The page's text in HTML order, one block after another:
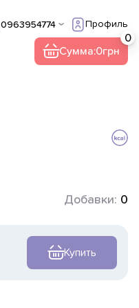
0963954774 Профиль
Сумма:0
Добавки: 0
Купить